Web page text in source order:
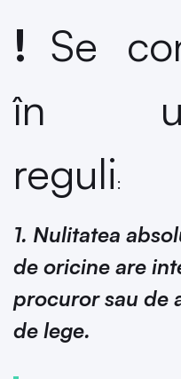
! Se
în
reguli:
1. Nulitatea
de oricine are
procuror sau de
de lege.